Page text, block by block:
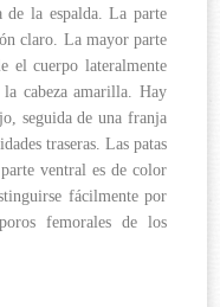
de la espalda. La parte
claro. La mayor parte
el cuerpo lateralmente
cabeza amarilla. Hay
seguida de una franja
traseras. Las patas
ventral es de color
fácilmente por
femorales de los